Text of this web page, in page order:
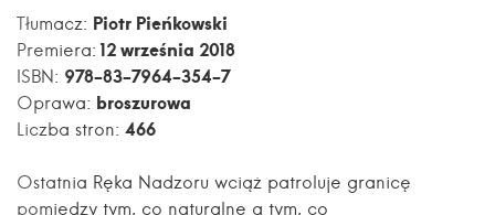
Tłumacz: Piotr Pieńkowski
Premiera: 12 września 2018
ISBN: 978-83-7964-354-7
Oprawa: broszurowa
Liczba stron: 466
Ostatnia Ręka Nadzoru wciąż patroluje granicę
pomiędzy tym, co naturalne a tym, co